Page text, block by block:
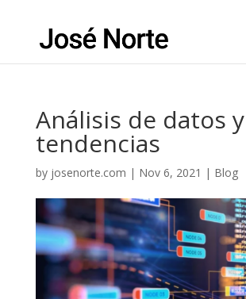
Análisis de datos y
tendencias
by josenorte.com | Nov 6, 2021 | Blog